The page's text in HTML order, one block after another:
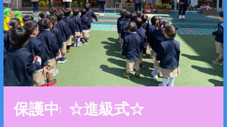
保護中: ☆進級式☆